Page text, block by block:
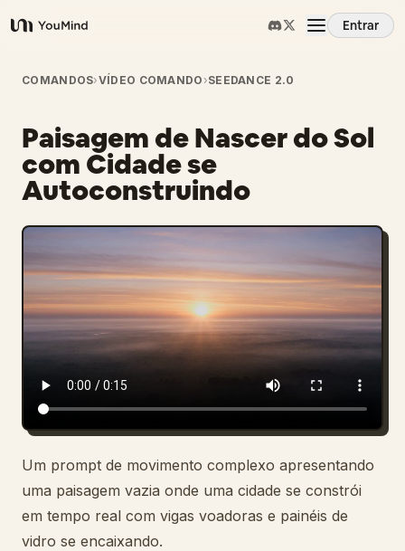
YouMind
Entrar
Visão Geral
Casos de Uso
Habilidades
Preços
Blog
Atualizações
COMANDOS›VÍDEO COMANDO ›SEEDANCE 2.0
Paisagem de Nascer do Sol
com Cidade se
Autoconstruindo
Um prompt de movimento complexo apresentando
uma paisagem vazia onde uma cidade se constrói
em tempo real com vigas voadoras e painéis de
vidro se encaixando.